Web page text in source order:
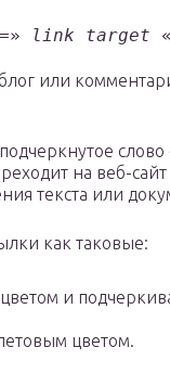
link target
или
на веб-
текста или
как таковые:
и
цветом.